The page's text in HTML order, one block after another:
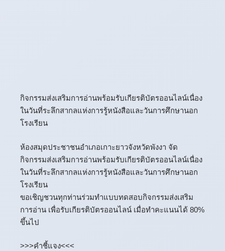
กิจกรรมส่งเสริมการอ่านพร้อมรับเกียรติบัตรออนไลน์เนื่อง
ในวันที่ระลึกสากลแห่งการรู้หนังสือและวันการศึกษานอก
โรงเรียน
ห้องสมุดประชาชนอำเภอเกาะยาวจังหวัดพังงา จัด
กิจกรรมส่งเสริมการอ่านพร้อมรับเกียรติบัตรออนไลน์เนื่อง
ในวันที่ระลึกสากลแห่งการรู้หนังสือและวันการศึกษานอก
โรงเรียน
ขอเชิญชวนทุกท่านร่วมทำแบบทดสอบกิจกรรมส่งเสริม
การอ่าน เพื่อรับเกียรติบัตรออนไลน์ เมื่อทำคะแนนได้ 80%
ขึ้นไป
>>>คำชี้แจง<<<